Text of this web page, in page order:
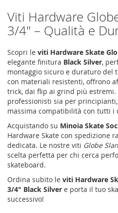
Viti Hardware
3/4" – Qualità e
Scopri le viti Hardware Skate
elegante finitura Black Silver,
montaggio sicuro e duraturo del
con materiali resistenti, offrono
trick, dai flip ai grind più estremi.
professionisti sia per
massima compatibilità con tutti i
Acquistando su Minoia Skate
Hardware Skate con spedizione
dedicata. Le nostre viti Globe
scelta perfetta per chi cerca
skateboard.
Ordina subito le viti Hardware
3/4" Black Silver e porta il tuo
successivo!